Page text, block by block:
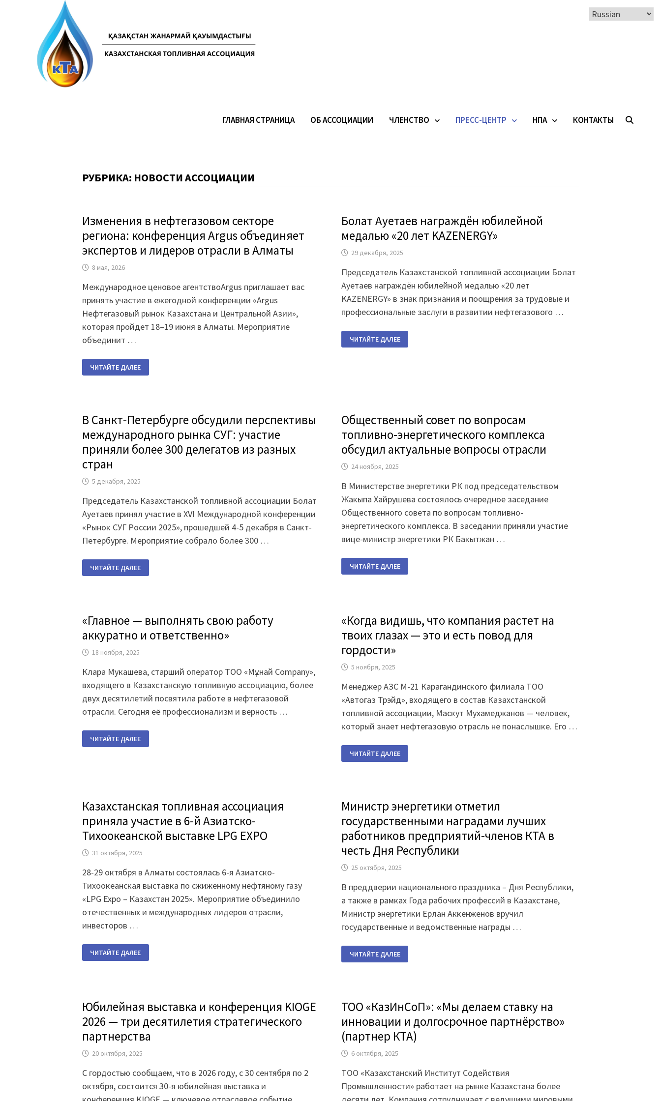
содержимому
ГЛАВНАЯ СТРАНИЦА ОБ АССОЦИАЦИИ ЧЛЕНСТВО ПРЕСС-ЦЕНТР НПА КОНТАКТЫ
РУБРИКА: НОВОСТИ АССОЦИАЦИИ
Изменения в нефтегазовом секторе
региона: конференция Argus объединяет
экспертов и лидеров отрасли в Алматы
8 мая, 2026
Международное ценовое агентствоArgus приглашает вас
принять участие в ежегодной конференции «Argus
Нефтегазовый рынок Казахстана и Центральной Азии»,
которая пройдет 18–19 июня в Алматы. Мероприятие
объединит …
ИЗМЕНЕНИЯ
В
НЕФТЕГАЗОВОМ
ЭКСПЕРТОВ
И
ЛИДЕРОВ
ОТРАСЛИ
В
АЛМАТЫ
ЧИТАЙТЕ ДАЛЕЕ
Болат Ауетаев награждён юбилейной
медалью «20 лет KAZENERGY»
29 декабря, 2025
Председатель Казахстанской топливной ассоциации Болат
Ауетаев награждён юбилейной медалью «20 лет
KAZENERGY» в знак признания и поощрения за трудовые и
профессиональные заслуги в развитии нефтегазового …
БОЛАТ
АУЕТАЕВ
НАГРАЖДЁН
ЧИТАЙТЕ ДАЛЕЕ
В Санкт-Петербурге обсудили перспективы
международного рынка СУГ: участие
приняли более 300 делегатов из разных
стран
5 декабря, 2025
Председатель Казахстанской топливной ассоциации Болат
Ауетаев принял участие в XVI Международной конференции
«Рынок СУГ России 2025», прошедшей 4-5 декабря в Санкт-
Петербурге. Мероприятие собрало более 300 …
САНКТ-
ПЕТЕРБУРГЕ
УЧАСТИЕ
ПРИНЯЛИ
БОЛЕЕ
300
ИЗ
ЧИТАЙТЕ ДАЛЕЕ
Общественный совет по вопросам
топливно-энергетического комплекса
обсудил актуальные вопросы отрасли
24 ноября, 2025
В Министерстве энергетики РК под председательством
Жакыпа Хайрушева состоялось очередное заседание
Общественного совета по вопросам топливно-
энергетического комплекса. В заседании приняли участие
вице-министр энергетики РК Бакытжан …
ОБЩЕСТВЕННЫЙ
СОВЕТ
ПО
АКТУАЛЬНЫЕ
ВОПРОСЫ
ЧИТАЙТЕ ДАЛЕЕ
«Главное — выполнять свою работу
аккуратно и ответственно»
18 ноября, 2025
Клара Мукашева, старший оператор ТОО «Мұнай Company»,
входящего в Казахстанскую топливную ассоциацию, более
двух десятилетий посвятила работе в нефтегазовой
отрасли. Сегодня её профессионализм и верность …
«ГЛАВНОЕ
—
ВЫПОЛНЯТЬ
ЧИТАЙТЕ ДАЛЕЕ
«Когда видишь, что компания растет на
твоих глазах — это и есть повод для
гордости»
5 ноября, 2025
Менеджер АЗС М-21 Карагандинского филиала ТОО
«Автогаз Трэйд», входящего в состав Казахстанской
топливной ассоциации, Маскут Мухамеджанов — человек,
который знает нефтегазовую отрасль не понаслышке. Его …
«КОГДА
ВИДИШЬ,
ЧТО
—
ЭТО
И
ЕСТЬ
ПОВОД
ДЛЯ
ГОРДОСТИ»
ЧИТАЙТЕ ДАЛЕЕ
Казахстанская топливная ассоциация
приняла участие в 6-й Азиатско-
Тихоокеанской выставке LPG EXPO
31 октября, 2025
28-29 октября в Алматы состоялась 6-я Азиатско-
Тихоокеанская выставка по сжиженному нефтяному газу
«LPG Expo – Казахстан 2025». Мероприятие объединило
отечественных и международных лидеров отрасли,
инвесторов …
КАЗАХСТАНСКАЯ
ТОПЛИВНАЯ
АССОЦИАЦИЯ
АЗИАТСКО-
ТИХООКЕАНСКОЙ
ВЫСТАВКЕ
LPG
ЧИТАЙТЕ ДАЛЕЕ
Министр энергетики отметил
государственными наградами лучших
работников предприятий-членов КТА в
честь Дня Республики
25 октября, 2025
В преддверии национального праздника – Дня Республики,
а также в рамках Года рабочих профессий в Казахстане,
Министр энергетики Ерлан Аккенженов вручил
государственные и ведомственные награды …
МИНИСТР
ЭНЕРГЕТИКИ
ОТМЕТИЛ
ЧЛЕНОВ
КТА
В
ЧЕСТЬ
ДНЯ
РЕСПУБЛИКИ
ЧИТАЙТЕ ДАЛЕЕ
Юбилейная выставка и конференция KIOGE
2026 — три десятилетия стратегического
партнерства
20 октября, 2025
С гордостью сообщаем, что в 2026 году, с 30 сентября по 2
октября, состоится 30-я юбилейная выставка и
ТОО «КазИнСоП»: «Мы делаем ставку на
инновации и долгосрочное партнёрство»
(партнер КТА)
6 октября, 2025
ТОО «Казахстанский Институт Содействия
Промышленности» работает на рынке Казахстана более